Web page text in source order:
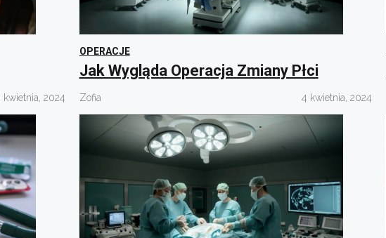
kwietnia, 2024
OPERACJE
Jak Wygląda Operacja Zmiany Płci
Zofia 4 kwietnia, 2024